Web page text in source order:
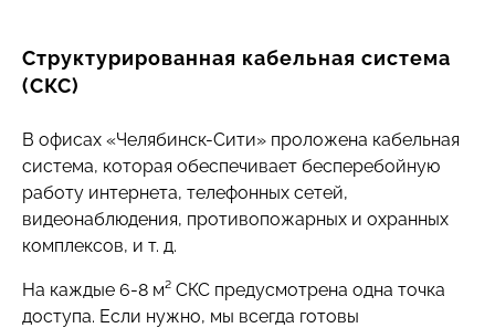
Отеля» и «Ситифитнес & Ситиспа» — там
предусмотрены теплые полы.
Структурированная кабельная система
(СКС)
В офисах «Челябинск-Сити» проложена кабельная
система, которая обеспечивает бесперебойную
работу интернета, телефонных сетей,
видеонаблюдения, противопожарных и охранных
комплексов, и т. д.
На каждые 6-8 м² СКС предусмотрена одна точка
доступа. Если нужно, мы всегда готовы